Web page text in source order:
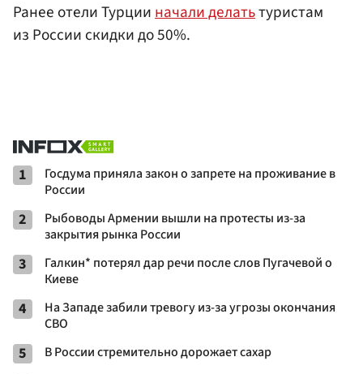
Ранее отели Турцииначали делатьтуристам
из России скидки до 50%.
1
Госдума приняла закон о запрете на проживание в
России
2
Рыбоводы Армении вышли на протесты из-за
закрытия рынка России
3
Галкин* потерял дар речи после слов Пугачевой о
Киеве
4
На Западе забили тревогу из-за угрозы окончания
СВО
5 В России стремительно дорожает сахар